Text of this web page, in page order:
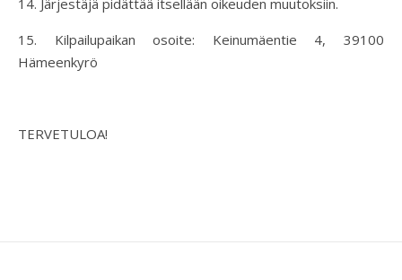
14. Järjestäjä pidättää itsellään oikeuden muutoksiin.
15. Kilpailupaikan osoite: Keinumäentie 4, 39100
Hämeenkyrö
TERVETULOA!